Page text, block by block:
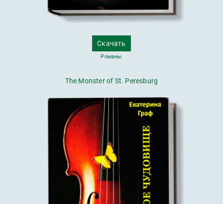
Скачать
Романы
The Monster of St. Peresburg